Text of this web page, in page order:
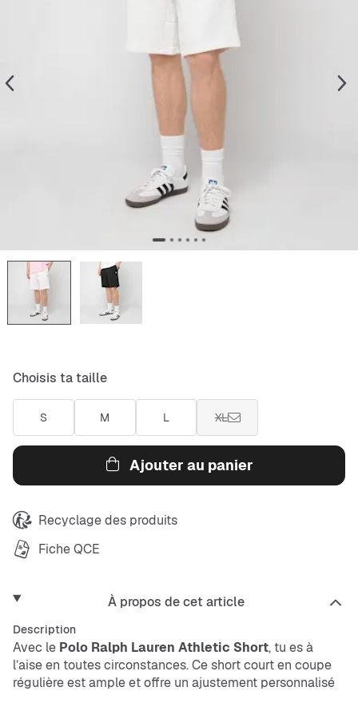
Choisis ta taille
S M L XL
Ajouter au panier
Recyclage des produits
Fiche QCE
À propos de cet article
Description
Avec le Polo Ralph Lauren Athletic Short, tu es à
l’aise en toutes circonstances. Ce short court en coupe
régulière est ample et offre un ajustement personnalisé